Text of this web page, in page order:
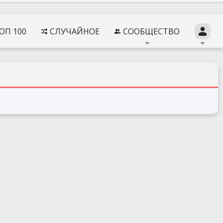
100 СЛУЧАЙНОЕ СООБЩЕСТВО